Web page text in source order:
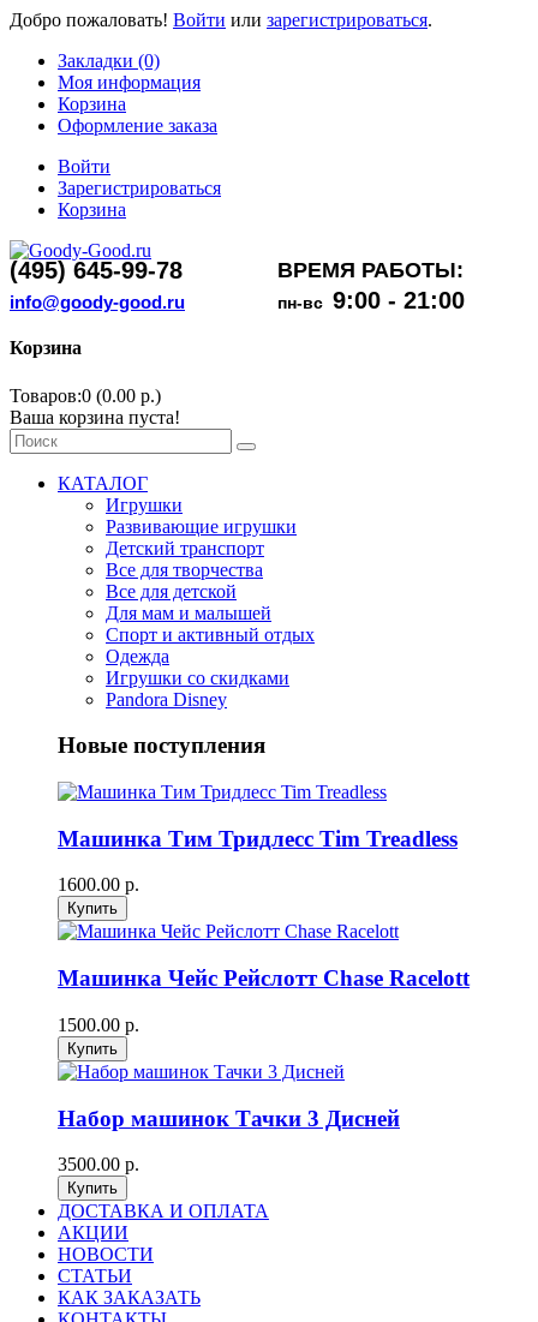
Добро пожаловать! Войти или зарегистрироваться.
Закладки (0)
Моя информация
Корзина
Оформление заказа
Войти
Зарегистрироваться
Корзина
(495) 645-99-78 ВРЕМЯ РАБОТЫ:
info@goody-good.ru пн-вс 9:00 - 21:00
Корзина
Товаров:0 (0.00 р.)
Ваша корзина пуста!
КАТАЛОГ
Игрушки
Развивающие игрушки
Детский транспорт
Все для творчества
Все для детской
Для мам и малышей
Спорт и активный отдых
Одежда
Игрушки со скидками
Pandora Disney
Новые поступления
Машинка Тим Тридлесс Tim Treadless
1600.00 р.
Машинка Чейс Рейслотт Chase Racelott
1500.00 р.
Набор машинок Тачки 3 Дисней
3500.00 р.
ДОСТАВКА И ОПЛАТА
АКЦИИ
НОВОСТИ
СТАТЬИ
КАК ЗАКАЗАТЬ